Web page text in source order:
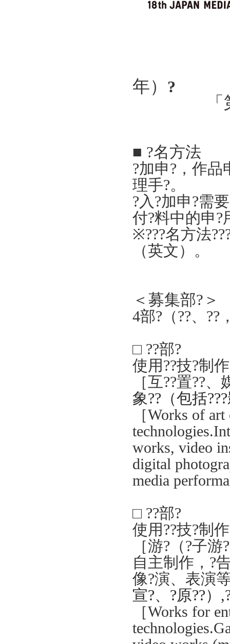
年） ?
■ ?名方法
?加申?，作品
理手?。
?入?加申?需
付?料中的申?
※???名方法
（英文） 。
＜ 募集部? ＞
4部?（??、??
□ ??部?
使用??技?制
［互??置??、
象??（包括
［Works of art
works, video
digital
media
□ ??部?
使用??技?制
［游? （?子游?
自主制作，?
像?演、表演
宣?、?原??） ,
［Works for